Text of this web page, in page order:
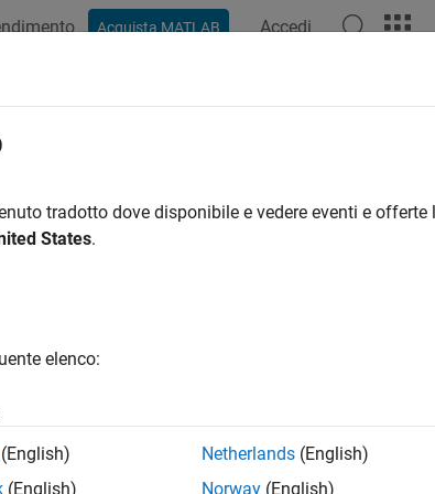
Acquista MATLAB Accedi
tradotto dove disponibile e vedere eventi e
States.
elenco:
(English)
(English)
Netherlands (English)
Norway (English)